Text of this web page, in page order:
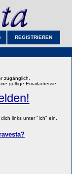
REGISTRIEREN
zugänglich.
gültige Emailadresse.
links unter "Ich" ein.